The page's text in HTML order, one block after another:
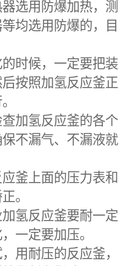
选用防爆加热，测
均选用防爆的，目
时候，一定要把装
按照加氢反应釜正
加氢反应釜的各个
不漏气、不漏液就
釜上面的压力表和
。
氢反应釜要耐一定
一定要加压。
耐压的反应釜，